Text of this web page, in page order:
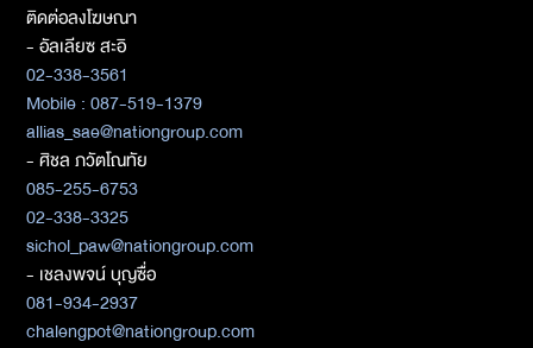
ติดต่อลงโฆษณา
- อัลเลียซ สะอิ
02-338-3561
Mobile : 087-519-1379
allias_sae@nationgroup.com
- ศิชล ภวัตโณทัย
085-255-6753
02-338-3325
sichol_paw@nationgroup.com
- เชลงพจน์ บุญซื่อ
081-934-2937
chalengpot@nationgroup.com